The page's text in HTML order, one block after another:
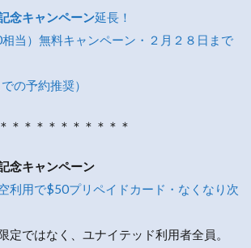
念キャンペーン延長！
相当）無料キャンペーン・２月２８日まで
の予約推奨）
＊＊＊＊＊＊＊＊＊＊
念キャンペーン
利用で$50プリペイドカード・なくなり次
定ではなく、ユナイテッド利用者全員。